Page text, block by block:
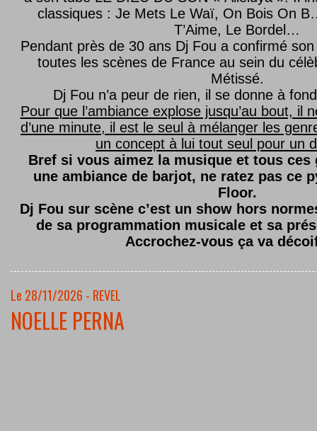
classiques : Je Mets Le Waï, On Bois On
T’Aime, Le Bordel…
Pendant près de 30 ans Dj Fou a confirmé son
toutes les scènes de France au sein du
Métissé.
Dj Fou n’a peur de rien, il se donne à
Pour que l’ambiance explose jusqu’au bout, il
d’une minute, il est le seul à mélanger les
un concept à lui tout seul pour un
Bref si vous aimez la musique et tous ces
une ambiance de barjot, ne ratez pas ce
Floor.
Dj Fou sur scène c’est un show hors
de sa programmation musicale et sa
Accrochez-vous ça va
Le 28/11/2026 - REVEL
NOELLE PERNA